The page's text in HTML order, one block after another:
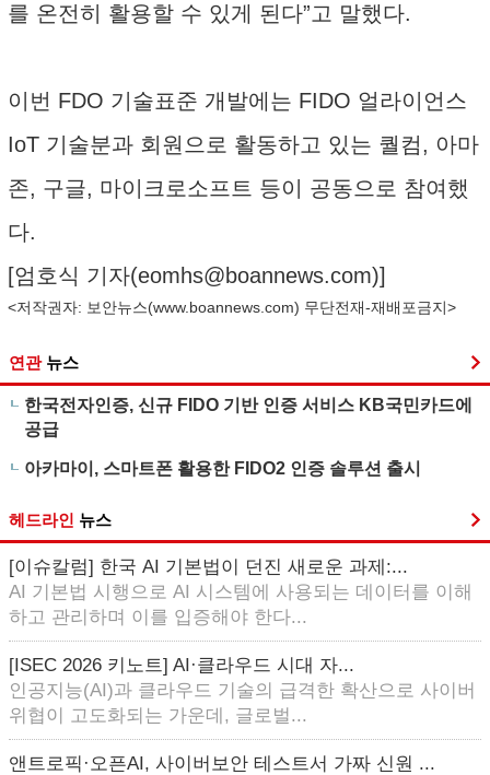
를 온전히 활용할 수 있게 된다”고 말했다.
이번 FDO 기술표준 개발에는 FIDO 얼라이언스
IoT 기술분과 회원으로 활동하고 있는 퀄컴, 아마
존, 구글, 마이크로소프트 등이 공동으로 참여했
다.
[엄호식 기자(eomhs@boannews.com)]
<저작권자: 보안뉴스(www.boannews.com) 무단전재-재배포금지>
연관 뉴스
한국전자인증, 신규 FIDO 기반 인증 서비스 KB국민카드에
공급
아카마이, 스마트폰 활용한 FIDO2 인증 솔루션 출시
헤드라인 뉴스
[이슈칼럼] 한국 AI 기본법이 던진 새로운 과제:...
AI 기본법 시행으로 AI 시스템에 사용되는 데이터를 이해
하고 관리하며 이를 입증해야 한다...
[ISEC 2026 키노트] AI·클라우드 시대 자...
인공지능(AI)과 클라우드 기술의 급격한 확산으로 사이버
위협이 고도화되는 가운데, 글로벌...
앤트로픽·오픈AI, 사이버보안 테스트서 가짜 신원 ...